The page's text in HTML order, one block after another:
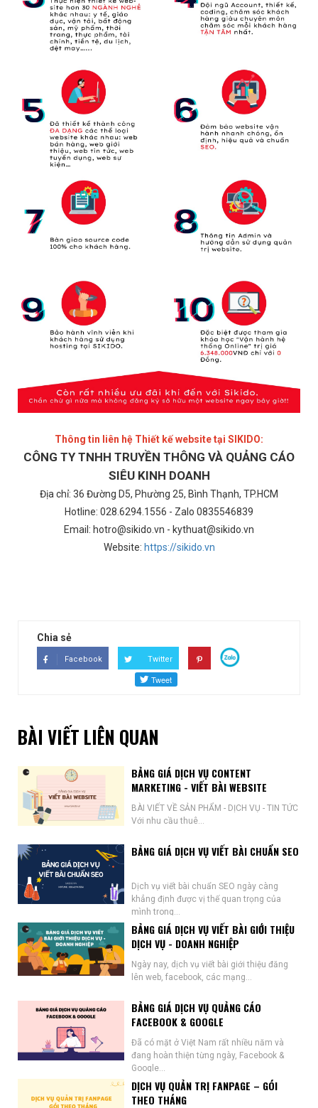
Thông tin liên hệ Thiết kế website tại SIKIDO:
CÔNG TY TNHH TRUYỀN THÔNG VÀ QUẢNG CÁO
SIÊU KINH DOANH
Địa chỉ: 36 Đường D5, Phường 25, Bình Thạnh, TP.HCM
Hotline: 028.6294.1556 - Zalo 0835546839
Email: hotro@sikido.vn - kythuat@sikido.vn
Website: https://sikido.vn
Chia sẻ
Facebook Twitter
BÀI VIẾT LIÊN QUAN
BẢNG GIÁ DỊCH VỤ CONTENT
MARKETING - VIẾT BÀI WEBSITE
BÀI VIẾT VỀ SẢN PHẨM - DỊCH VỤ - TIN TỨC
Với nhu cầu thuê...
BẢNG GIÁ DỊCH VỤ VIẾT BÀI CHUẨN SEO
Dịch vụ viết bài chuẩn SEO ngày càng
khẳng định được vị thế quan trọng của
mình trong...
BẢNG GIÁ DỊCH VỤ VIẾT BÀI GIỚI THIỆU
DỊCH VỤ - DOANH NGHIỆP
Ngày nay, dịch vụ viết bài giới thiệu đăng
lên web, facebook, các mạng...
BẢNG GIÁ DỊCH VỤ QUẢNG CÁO
FACEBOOK & GOOGLE
Đã có mặt ở Việt Nam rất nhiều năm và
đang hoàn thiện từng ngày, Facebook &
Google...
DỊCH VỤ QUẢN TRỊ FANPAGE – GÓI
THEO THÁNG